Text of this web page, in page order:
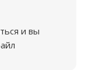
и вы